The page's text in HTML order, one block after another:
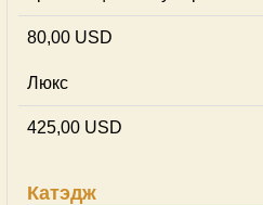
80,00 USD
Люкс
425,00 USD
Катэдж